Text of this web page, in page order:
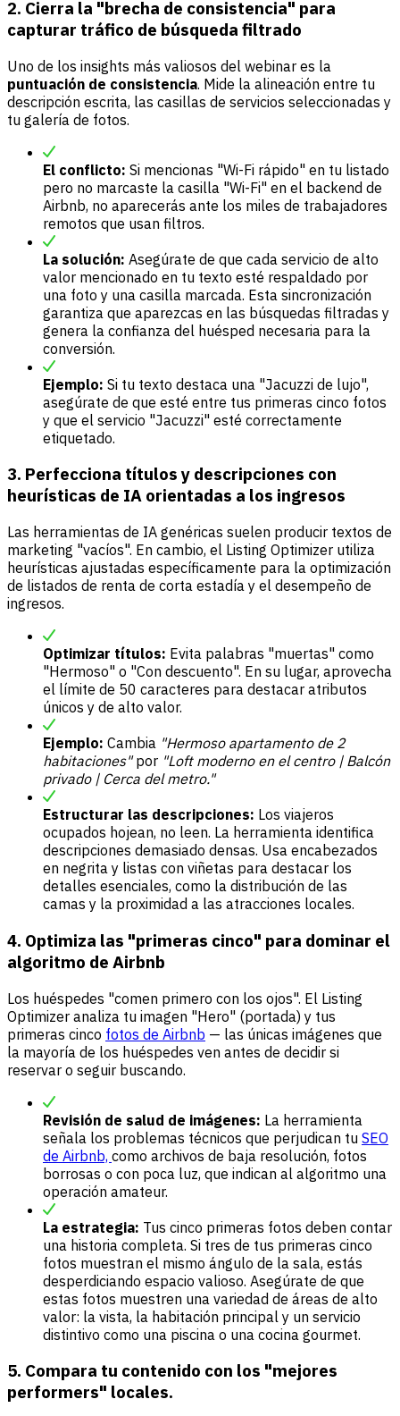
2. Cierra la "brecha de consistencia" para
capturar tráfico de búsqueda filtrado
Uno de los insights más valiosos del webinar es la
puntuación de consistencia. Mide la alineación entre tu
descripción escrita, las casillas de servicios seleccionadas y
tu galería de fotos.
El conflicto: Si mencionas "Wi-Fi rápido" en tu listado
pero no marcaste la casilla "Wi-Fi" en el backend de
Airbnb, no aparecerás ante los miles de trabajadores
remotos que usan filtros.
La solución: Asegúrate de que cada servicio de alto
valor mencionado en tu texto esté respaldado por
una foto y una casilla marcada. Esta sincronización
garantiza que aparezcas en las búsquedas filtradas y
genera la confianza del huésped necesaria para la
conversión.
Ejemplo: Si tu texto destaca una "Jacuzzi de lujo",
asegúrate de que esté entre tus primeras cinco fotos
y que el servicio "Jacuzzi" esté correctamente
etiquetado.
3. Perfecciona títulos y descripciones con
heurísticas de IA orientadas a los ingresos
Las herramientas de IA genéricas suelen producir textos de
marketing "vacíos". En cambio, el Listing Optimizer utiliza
heurísticas ajustadas específicamente para la optimización
de listados de renta de corta estadía y el desempeño de
ingresos.
Optimizar títulos: Evita palabras "muertas" como
"Hermoso" o "Con descuento". En su lugar, aprovecha
el límite de 50 caracteres para destacar atributos
únicos y de alto valor.
Ejemplo: Cambia "Hermoso apartamento de 2
habitaciones"por "Loft moderno en el centro | Balcón
privado | Cerca del metro."
Estructurar las descripciones: Los viajeros
ocupados hojean, no leen. La herramienta identifica
descripciones demasiado densas. Usa encabezados
en negrita y listas con viñetas para destacar los
detalles esenciales, como la distribución de las
camas y la proximidad a las atracciones locales.
4. Optimiza las "primeras cinco" para dominar el
algoritmo de Airbnb
Los huéspedes "comen primero con los ojos". El Listing
Optimizer analiza tu imagen "Hero" (portada) y tus
primeras cinco fotos de Airbnb — las únicas imágenes que
la mayoría de los huéspedes ven antes de decidir si
reservar o seguir buscando.
Revisión de salud de imágenes: La herramienta
señala los problemas técnicos que perjudican tu SEO
de Airbnb, como archivos de baja resolución, fotos
borrosas o con poca luz, que indican al algoritmo una
operación amateur.
La estrategia: Tus cinco primeras fotos deben contar
una historia completa. Si tres de tus primeras cinco
fotos muestran el mismo ángulo de la sala, estás
desperdiciando espacio valioso. Asegúrate de que
estas fotos muestren una variedad de áreas de alto
valor: la vista, la habitación principal y un servicio
distintivo como una piscina o una cocina gourmet.
5. Compara tu contenido con los "mejores
performers" locales.